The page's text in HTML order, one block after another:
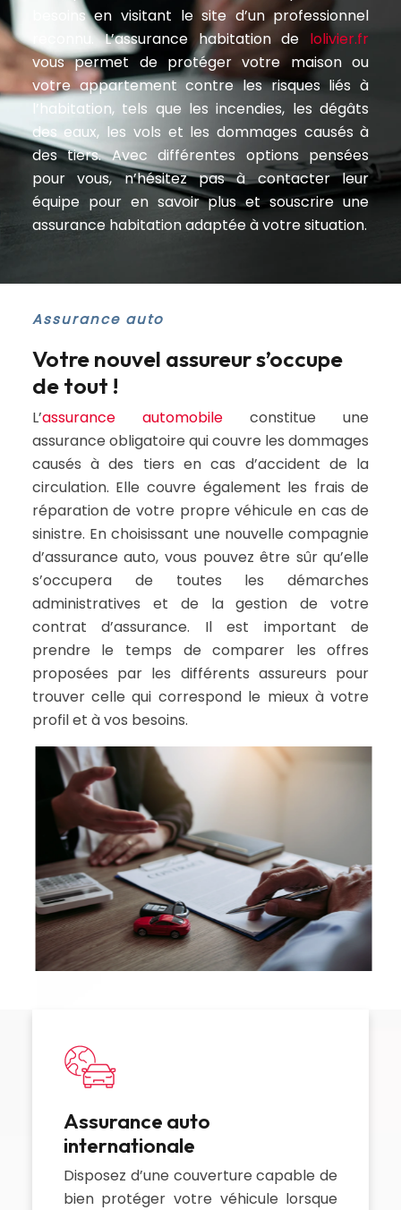
besoins en visitant le site d’un professionnel
reconnu. L’assurance habitation de lolivier.fr
vous permet de protéger votre maison ou
votre appartement contre les risques liés à
l’habitation, tels que les incendies, les dégâts
des eaux, les vols et les dommages causés à
des tiers. Avec différentes options pensées
pour vous, n’hésitez pas à contacter leur
équipe pour en savoir plus et souscrire une
assurance habitation adaptée à votre situation.
Assurance auto
Votre nouvel assureur s’occupe
de tout !
L’assurance automobileconstitue une
assurance obligatoire qui couvre les dommages
causés à des tiers en cas d’accident de la
circulation. Elle couvre également les frais de
réparation de votre propre véhicule en cas de
sinistre. En choisissant une nouvelle compagnie
d’assurance auto, vous pouvez être sûr qu’elle
s’occupera de toutes les démarches
administratives et de la gestion de votre
contrat d’assurance. Il est important de
prendre le temps de comparer les offres
proposées par les différents assureurs pour
trouver celle qui correspond le mieux à votre
profil et à vos besoins.
Assurance auto
internationale
Disposez d’une couverture capable de
bien protéger votre véhicule lorsque